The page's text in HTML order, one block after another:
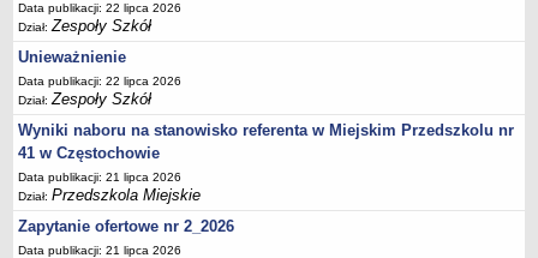
Kontrole
PONOWNE WYKORZYSTYWANIE
Sprawozdania
Deklaracja dostępności
DEKLARACJA DOSTĘPNOŚCI
OŚWIADCZENIA MAJĄTKOWE
PONOWNE WYKORZYSTYWANIE
Data publikacji: 22 lipca 2026
Dział:Zespoły Szkół
Unieważnienie
Data publikacji: 22 lipca 2026
Dział:Zespoły Szkół
Wyniki naboru na stanowisko referenta w Miejskim Przedszkolu nr
41 w Częstochowie
Data publikacji: 21 lipca 2026
Dział:Przedszkola Miejskie
Zapytanie ofertowe nr 2_2026
Data publikacji: 21 lipca 2026